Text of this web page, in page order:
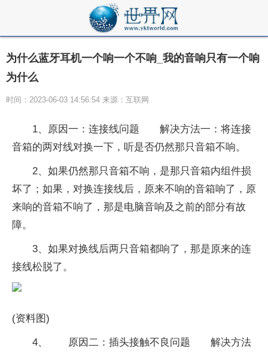
为什么蓝牙耳机一个响一个不响_我的音响只有一个响
为什么
时间：2023-06-03 14:56:54 来源：互联网
1、原因一：连接线问题 解决方法一：将连接
音箱的两对线对换一下，听是否仍然那只音箱不响。
2、如果仍然那只音箱不响，是那只音箱内组件损
坏了；如果，对换连接线后，原来不响的音箱响了，原
来响的音箱不响了，那是电脑音响及之前的部分有故
障。
3、如果对换线后两只音箱都响了，那是原来的连
接线松脱了。
(资料图)
4、 原因二：插头接触不良问题 解决方法